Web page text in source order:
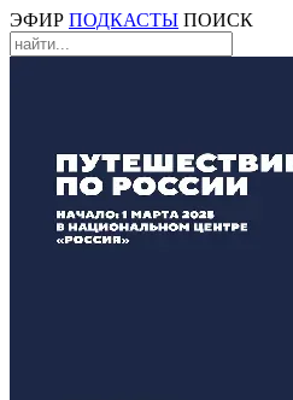
ЭФИР ПОДКАСТЫ ПОИСК